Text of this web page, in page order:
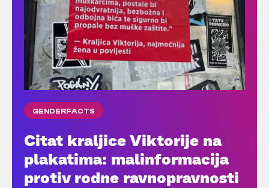
GENDERFACTS
Citat kraljice Viktorije na
plakatima: malinformacija
protiv rodne ravnopravnosti